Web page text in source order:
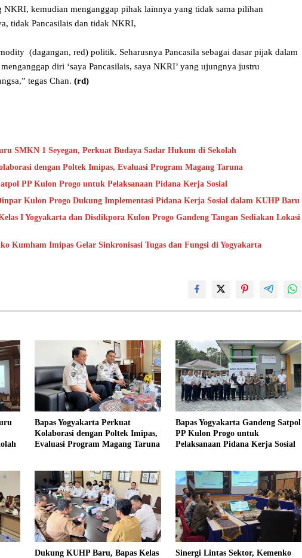
NKRI, kemudian menganggap pihak lainnya yang tidak sama pilihan
tidak Pancasilais dan tidak NKRI,
(dagangan, red) politik. Seharusnya Pancasila sebagai dasar pijak dalam
diri ‘saya Pancasilais, saya NKRI’ yang ujungnya justru
tegas Chan. (rd)
SMKN 1 Seyegan, Perkuat Budaya Sadar Hukum di Sekolah
dengan Poltek Imipas, Evaluasi Program Magang Taruna
PP Kulon Progo untuk Pelaksanaan Pidana Kerja Sosial
Kulon Progo Dukung Implementasi Pidana Kerja Sosial dalam KUHP Baru
I Yogyakarta dan Disdikpora Kulon Progo Gandeng Tangan Sediakan Lokasi
Kumham Imipas Gelar Sinkronisasi Tugas dan Fungsi di Yogyakarta
Bapas Yogyakarta Perkuat
Kolaborasi dengan Poltek Imipas,
Evaluasi Program Magang Taruna
Bapas Yogyakarta Gandeng Satpol
PP Kulon Progo untuk
Pelaksanaan Pidana Kerja Sosial
Dukung KUHP Baru, Bapas Kelas
Sinergi Lintas Sektor, Kemenko